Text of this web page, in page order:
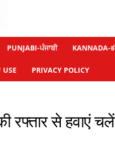
PUNJABI-ਪੰਜਾਬੀ KANNADA-
USE PRIVACY POLICY
रफ्तार से हवाएं